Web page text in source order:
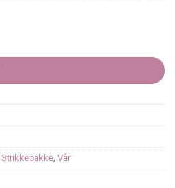
Strikkepakke Vår